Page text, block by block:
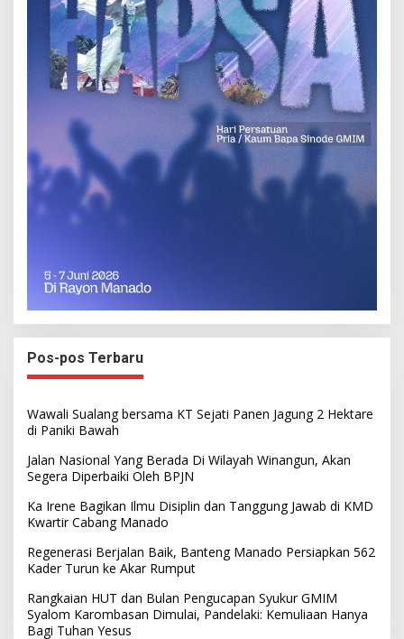
Pos-pos Terbaru
Wawali Sualang bersama KT Sejati Panen Jagung 2 Hektare
di Paniki Bawah
Jalan Nasional Yang Berada Di Wilayah Winangun, Akan
Segera Diperbaiki Oleh BPJN
Ka Irene Bagikan Ilmu Disiplin dan Tanggung Jawab di KMD
Kwartir Cabang Manado
Regenerasi Berjalan Baik, Banteng Manado Persiapkan 562
Kader Turun ke Akar Rumput
Rangkaian HUT dan Bulan Pengucapan Syukur GMIM
Syalom Karombasan Dimulai, Pandelaki: Kemuliaan Hanya
Bagi Tuhan Yesus